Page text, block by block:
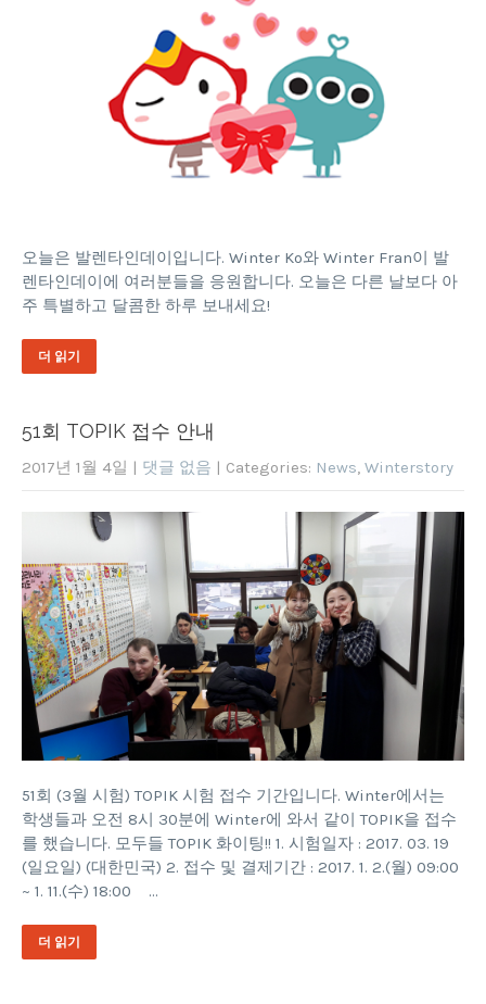
오늘은 발렌타인데이입니다. Winter Ko와 Winter Fran이 발
렌타인데이에 여러분들을 응원합니다. 오늘은 다른 날보다 아
주 특별하고 달콤한 하루 보내세요!
더 읽기
51회 TOPIK 접수 안내
2017년 1월 4일 | 댓글 없음 | Categories: News Winterstory
51회 (3월 시험) TOPIK 시험 접수 기간입니다. Winter에서는
학생들과 오전 8시 30분에 Winter에 와서 같이 TOPIK을 접수
를 했습니다. 모두들 TOPIK 화이팅!! 1. 시험일자 : 2017. 03. 19
(일요일) (대한민국) 2. 접수 및 결제기간 : 2017. 1. 2.(월) 09:00
~ 1. 11.(수) 18:00 …
더 읽기